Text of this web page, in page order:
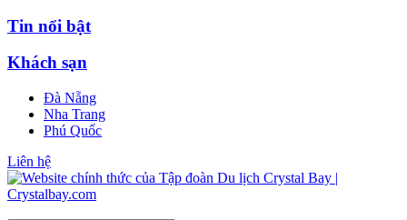
Tin nổi bật
Khách sạn
Đà Nẵng
Nha Trang
Phú Quốc
Liên hệ